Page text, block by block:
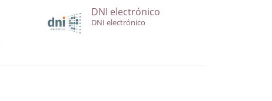
DNI electrónico
DNI electrónico